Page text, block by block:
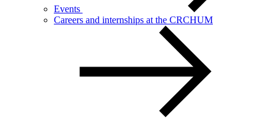
Events
Careers and internships at the CRCHUM